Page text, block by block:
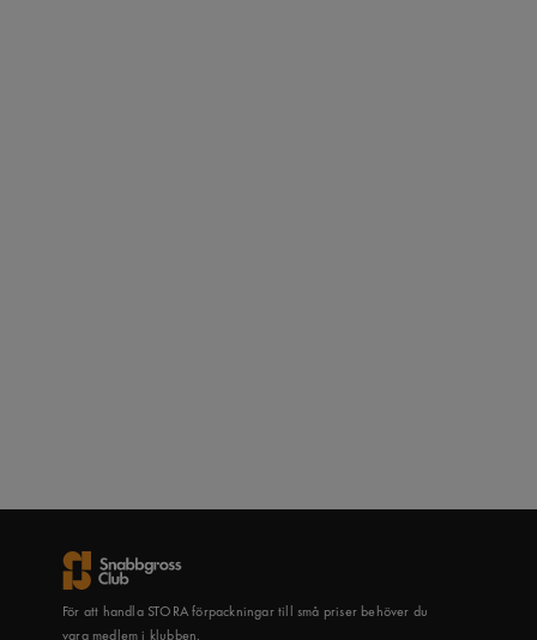
För att handla STORA förpackningar till små priser behöver du
vara medlem i klubben.